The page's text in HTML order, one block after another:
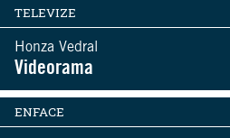
TELEVIZE
Honza Vedral
Videorama
ENFACE